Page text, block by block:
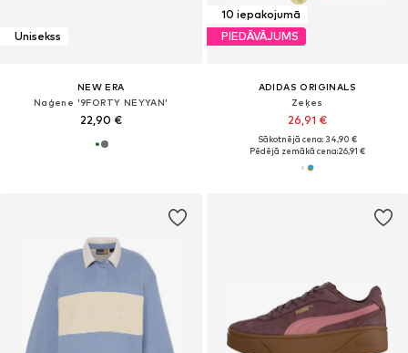
Unisekss
NEW ERA
Naģene '9FORTY NEYYAN'
22,90 €
10 iepakojumā
PIEDĀVĀJUMS
ADIDAS ORIGINALS
Zeķes
26,91 €
Sākotnējā cena: 34,90 €
Pēdējā zemākā cena:26,91 €